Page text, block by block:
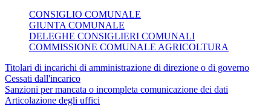
CONSIGLIO COMUNALE
GIUNTA COMUNALE
DELEGHE CONSIGLIERI COMUNALI
COMMISSIONE COMUNALE AGRICOLTURA
Titolari di incarichi di amministrazione di direzione o di governo
Cessati dall'incarico
Sanzioni per mancata o incompleta comunicazione dei dati
Articolazione degli uffici